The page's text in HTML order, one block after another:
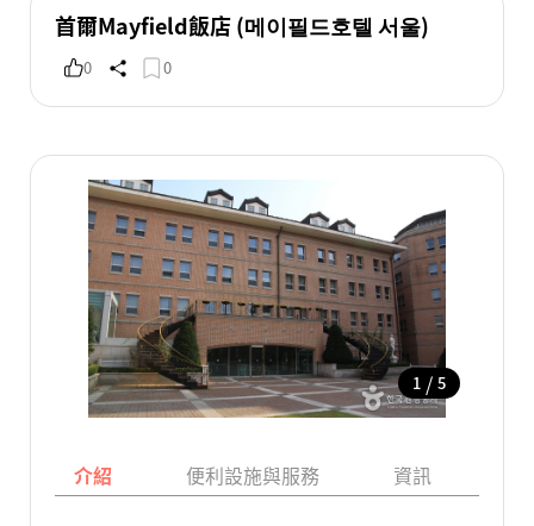
首爾Mayfield飯店 (메이필드호텔 서울)
0 0
1 / 5
介紹 便利設施與服務 資訊